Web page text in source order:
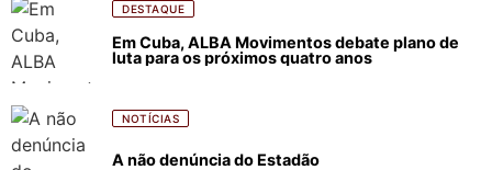
DESTAQUE
Em Cuba, ALBA Movimentos debate plano de
luta para os próximos quatro anos
NOTÍCIAS
A não denúncia do Estadão